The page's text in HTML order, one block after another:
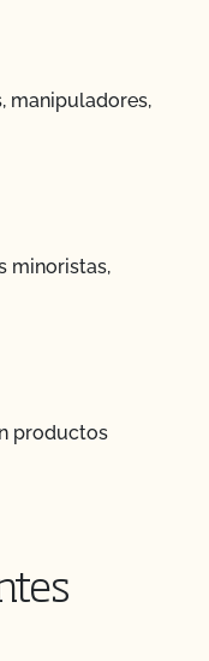
manipuladores,
minoristas,
productos
previo aviso?
& More" de
mi Plan de
con el
mi inspección